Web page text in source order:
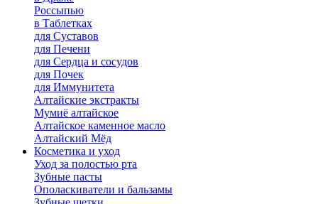
Россыпью
в Таблетках
для Cуставов
для Печени
для Сердца и сосудов
для Почек
для Иммунитета
Алтайские экстракты
Мумиё алтайское
Алтайское каменное масло
Алтайский Мёд
Косметика и уход
Уход за полостью рта
Зубные пасты
Ополаскиватели и бальзамы